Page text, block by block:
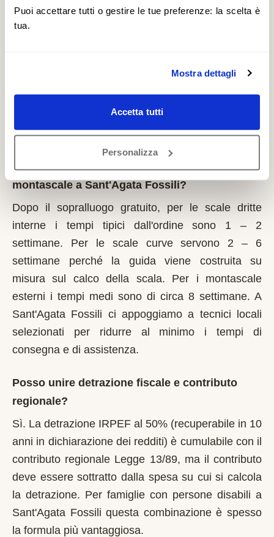
Puoi accettare tutti o gestire le tue preferenze: la scelta è
tua.
Mostra dettagli
Accetta tutti
Personalizza
il 1° marzo di ogni anno. Regione Piemonte integra
i fondi statali e pubblica graduatorie su base
domanda va presentata sempre prima dell'inizio
dei lavori. Possono fare domanda i residenti a
Sant'Agata Fossili con limitazioni motorie
documentate, proprietari o affittuari dell'immobile.
Quanto tempo serve per installare un
montascale a Sant'Agata Fossili?
Dopo il sopralluogo gratuito, per le scale dritte
interne i tempi tipici dall'ordine sono 1 – 2
settimane. Per le scale curve servono 2 – 6
settimane perché la guida viene costruita su
misura sul calco della scala. Per i montascale
esterni i tempi medi sono di circa 8 settimane. A
Sant'Agata Fossili ci appoggiamo a tecnici locali
selezionati per ridurre al minimo i tempi di
consegna e di assistenza.
Posso unire detrazione fiscale e contributo
regionale?
Sì. La detrazione IRPEF al 50% (recuperabile in 10
anni in dichiarazione dei redditi) è cumulabile con il
contributo regionale Legge 13/89, ma il contributo
deve essere sottratto dalla spesa su cui si calcola
la detrazione. Per famiglie con persone disabili a
Sant'Agata Fossili questa combinazione è spesso
la formula più vantaggiosa.